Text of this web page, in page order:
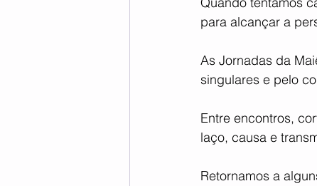
para alcançar a
As Jornadas da
singulares e pelo
Entre encontros,
laço, causa e
Retornamos a